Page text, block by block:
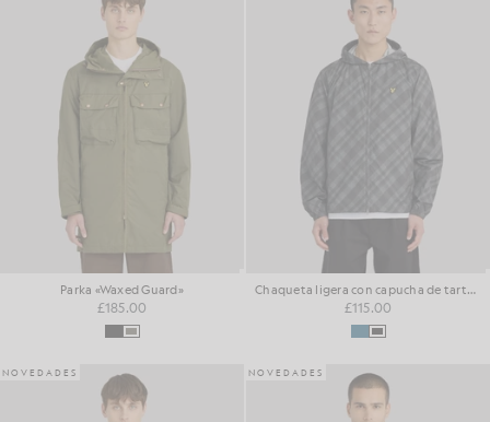
Parka «Waxed Guard»
£185.00
Chaqueta ligera con capucha de tartán
£115.00
NOVEDADES NOVEDADES